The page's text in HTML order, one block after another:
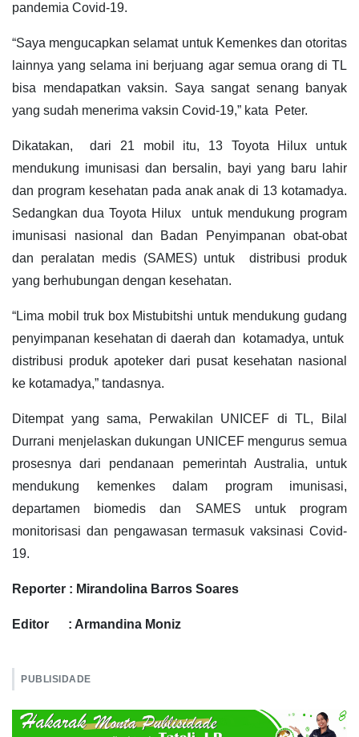
pandemia Covid-19.
“Saya mengucapkan selamat untuk Kemenkes dan otoritas
lainnya yang selama ini berjuang agar semua orang di TL
bisa mendapatkan vaksin. Saya sangat senang banyak
yang sudah menerima vaksin Covid-19,” kata Peter.
Dikatakan, dari 21 mobil itu, 13 Toyota Hilux untuk
mendukung imunisasi dan bersalin, bayi yang baru lahir
dan program kesehatan pada anak anak di 13 kotamadya.
Sedangkan dua Toyota Hilux untuk mendukung program
imunisasi nasional dan Badan Penyimpanan obat-obat
dan peralatan medis (SAMES) untuk distribusi produk
yang berhubungan dengan kesehatan.
“Lima mobil truk box Mistubitshi untuk mendukung gudang
penyimpanan kesehatan di daerah dan kotamadya, untuk
distribusi produk apoteker dari pusat kesehatan nasional
ke kotamadya,” tandasnya.
Ditempat yang sama, Perwakilan UNICEF di TL, Bilal
Durrani menjelaskan dukungan UNICEF mengurus semua
prosesnya dari pendanaan pemerintah Australia, untuk
mendukung kemenkes dalam program imunisasi,
departamen biomedis dan SAMES untuk program
monitorisasi dan pengawasan termasuk vaksinasi Covid-
19.
Reporter : Mirandolina Barros Soares
Editor : Armandina Moniz
PUBLISIDADE